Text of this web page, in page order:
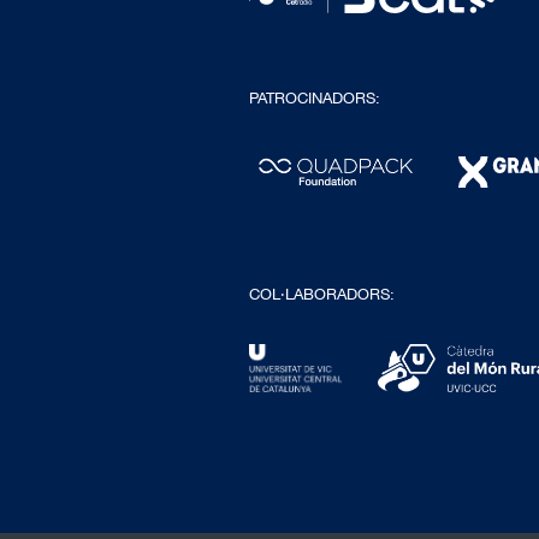
PATROCINADORS:
COL·LABORADORS: